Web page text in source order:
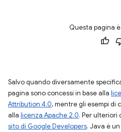
Questa pagina
Salvo quando diversamente
pagina sono concessi in base alla
Attribution 4.0, mentre gli esempi di
alla licenza Apache 2.0. Per ulteriori
sito di Google Developers. Java è